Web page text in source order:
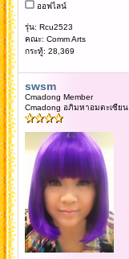
ออฟไลน์
รุ่น: Rcu2523
คณะ: Comm Arts
กระทู้: 28,369
swsm
Cmadong Member
Cmadong อภิมหาอมตะเซียน